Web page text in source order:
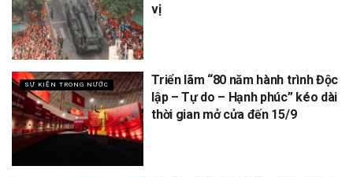
vị
SỰ KIỆN TRONG NƯỚC
Triển lãm “80 năm hành trình Độc
lập – Tự do – Hạnh phúc” kéo dài
thời gian mở cửa đến 15/9